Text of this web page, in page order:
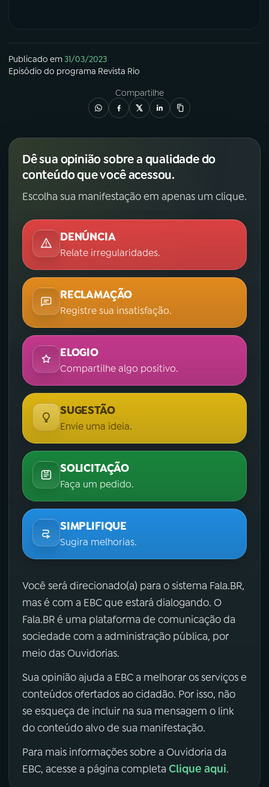
Publicado em31/03/2023
Episódio do programa Revista Rio
Compartilhe
Dê sua opinião sobre a qualidade do
conteúdo que você acessou.
Escolha sua manifestação em apenas um clique.
DENÚNCIA
Relate irregularidades.
RECLAMAÇÃO
Registre sua insatisfação.
ELOGIO
Compartilhe algo positivo.
SUGESTÃO
Envie uma ideia.
SOLICITAÇÃO
Faça um pedido.
SIMPLIFIQUE
Sugira melhorias.
Você será direcionado(a) para o sistema Fala.BR,
mas é com a EBC que estará dialogando. O
Fala.BR é uma plataforma de comunicação da
sociedade com a administração pública, por
meio das Ouvidorias.
Sua opinião ajuda a EBC a melhorar os serviços e
conteúdos ofertados ao cidadão. Por isso, não
se esqueça de incluir na sua mensagem o link
do conteúdo alvo de sua manifestação.
Para mais informações sobre a Ouvidoria da
EBC, acesse a página completa Clique aqui.